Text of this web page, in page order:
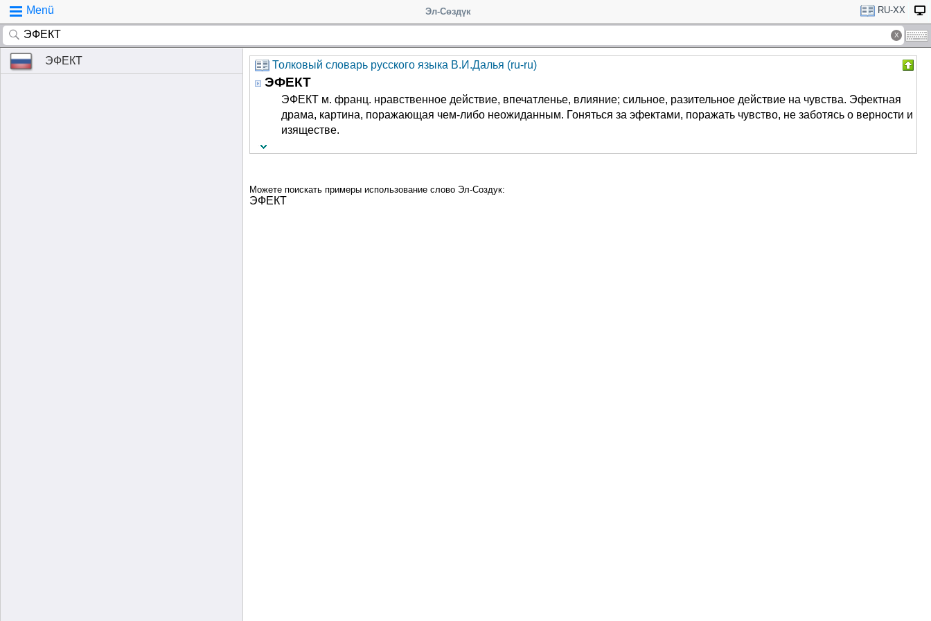
Menü Эл-Сөздүк RU-XX
ЭФЕКТ Толковый словарь русского языка В.И.Далья (ru-ru)
ЭФЕКТ
ЭФЕКТ м. франц. нравственное действие, впечатленье, влияние; сильное, разительное действие на чувства. Эфектная
драма, картина, поражающая чем-либо неожиданным. Гоняться за эфектами, поражать чувство, не заботясь о верности и
изяществе.
Можете поискать примеры использование слово Эл-Создук:
ЭФЕКТ